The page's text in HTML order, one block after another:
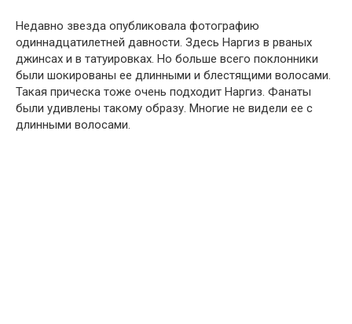
Недавно звезда опубликовала фотографию
одиннадцатилетней давности. Здесь Наргиз в рваных
джинсах и в татуировках. Но больше всего поклонники
были шокированы ее длинными и блестящими волосами.
Такая прическа тоже очень подходит Наргиз. Фанаты
были удивлены такому образу. Многие не видели ее с
длинными волосами.